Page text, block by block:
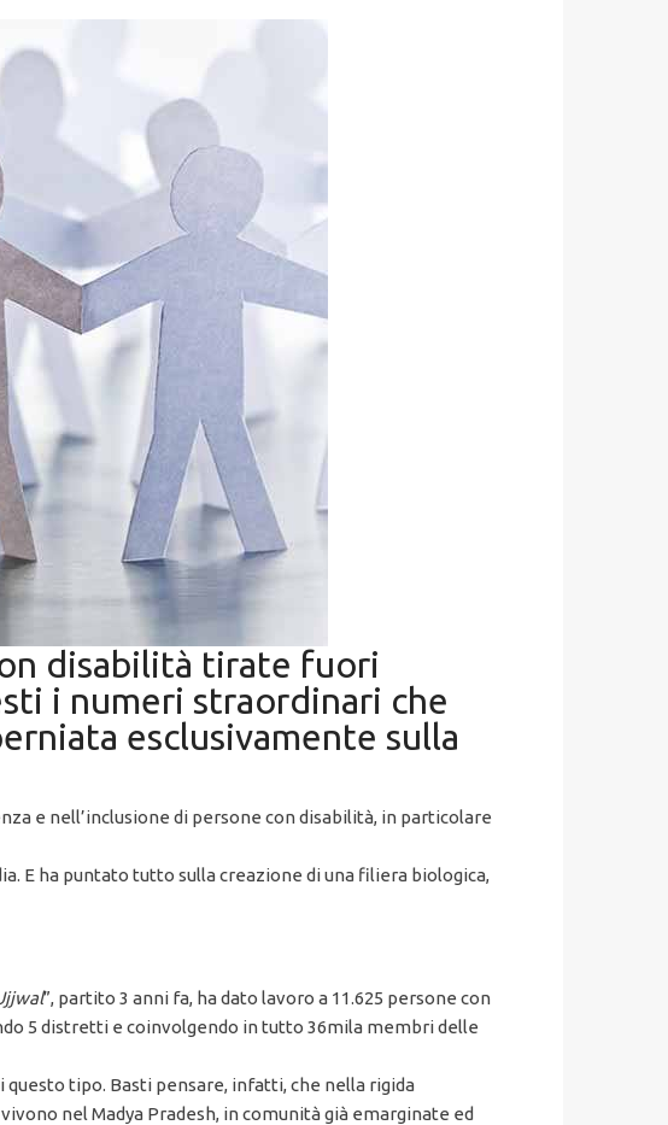
disabilità tirate fuori
i numeri straordinari che
esclusivamente sulla
e nell’inclusione di persone con disabilità, in particolare
E ha puntato tutto sulla creazione di una filiera biologica,
”, partito 3 anni fa, ha dato lavoro a 11.625 persone con
5 distretti e coinvolgendo in tutto 36mila membri delle
questo tipo. Basti pensare, infatti, che nella rigida
nel Madya Pradesh, in comunità già emarginate ed